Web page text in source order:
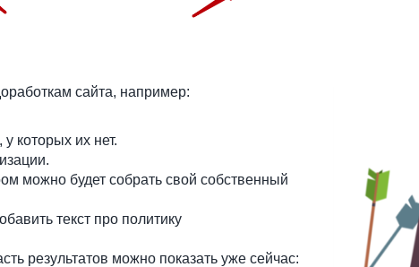
сайта, например:
которых их нет.
можно будет собрать свой собственный
текст про политику
результатов можно показать уже сейчас: